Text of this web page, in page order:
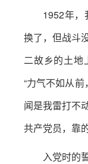
1952年
换了，但战斗
二故乡的土地
“力气不如从
闻是我雷打不
共产党员，靠
入党时的